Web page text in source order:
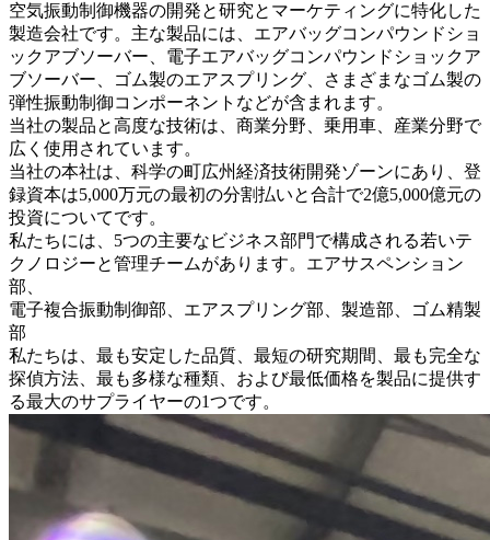
空気振動制御機器の開発と研究とマーケティングに特化した
製造会社です。主な製品には、エアバッグコンパウンドショ
ックアブソーバー、電子エアバッグコンパウンドショックア
ブソーバー、ゴム製のエアスプリング、さまざまなゴム製の
弾性振動制御コンポーネントなどが含まれます。
当社の製品と高度な技術は、商業分野、乗用車、産業分野で
広く使用されています。
当社の本社は、科学の町広州経済技術開発ゾーンにあり、登
録資本は5,000万元の最初の分割払いと合計で2億5,000億元の
投資についてです。
私たちには、5つの主要なビジネス部門で構成される若いテ
クノロジーと管理チームがあります。エアサスペンション
部、
電子複合振動制御部、エアスプリング部、製造部、ゴム精製
部
私たちは、最も安定した品質、最短の研究期間、最も完全な
探偵方法、最も多様な種類、および最低価格を製品に提供す
る最大のサプライヤーの1つです。